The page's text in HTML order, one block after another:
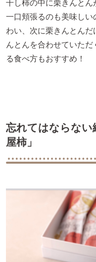
干し柿の中に栗きんと
一口頬張るのも美味し
わい、次に栗きんとん
んとんを合わせていた
る食べ方もおすすめ！
忘れてはならない
屋柿」